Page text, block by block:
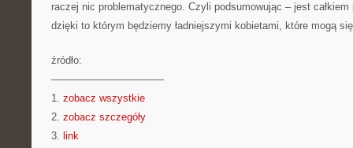
raczej nic problematycznego. Czyli podsumowując – jest
dzięki to którym będziemy ładniejszymi kobietami, które mogą
źródło:
———————————
1. zobacz wszystkie
2. zobacz szczegóły
3. link